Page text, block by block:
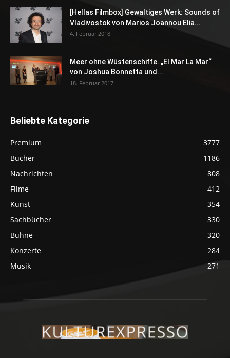
[Hellas Filmbox] Gewaltiges Werk: Sounds of
Vladivostok von Marios Joannou Elia...
4. Februar 2018
Meer ohne Wüstenschiffe. „El Mar La Mar“
von Joshua Bonnetta und...
18. Februar 2017
Beliebte Kategorie
Premium
3777
Bücher
1186
Nachrichten
808
Filme
412
Kunst
354
Sachbücher
330
Bühne
320
Konzerte
284
Musik
271